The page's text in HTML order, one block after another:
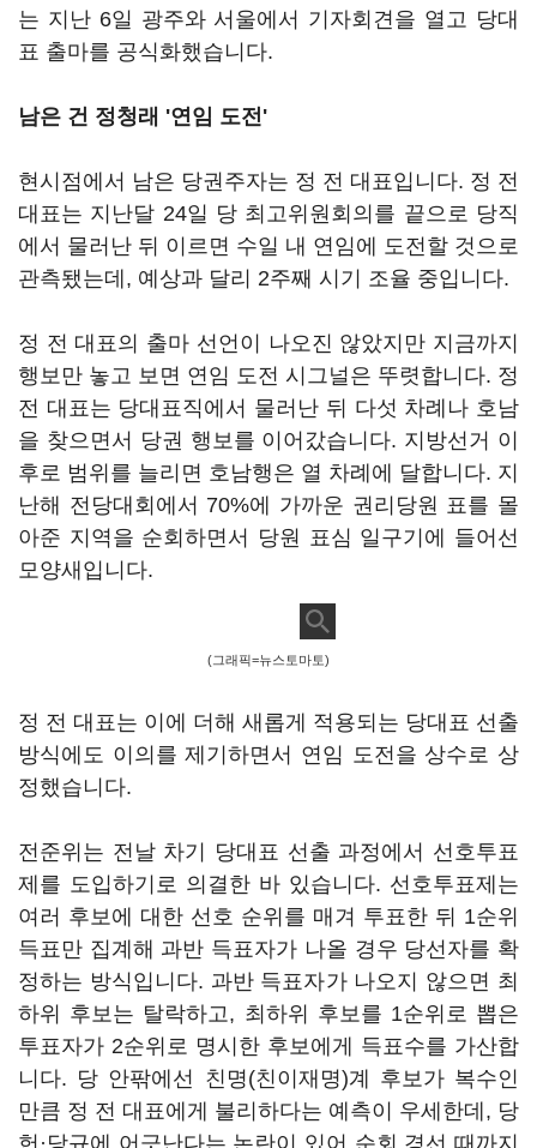
는 지난 6일 광주와 서울에서 기자회견을 열고 당대
표 출마를 공식화했습니다.
남은 건 정청래 '연임 도전'
현시점에서 남은 당권주자는 정 전 대표입니다. 정 전
대표는 지난달 24일 당 최고위원회의를 끝으로 당직
에서 물러난 뒤 이르면 수일 내 연임에 도전할 것으로
관측됐는데, 예상과 달리 2주째 시기 조율 중입니다.
정 전 대표의 출마 선언이 나오진 않았지만 지금까지
행보만 놓고 보면 연임 도전 시그널은 뚜렷합니다. 정
전 대표는 당대표직에서 물러난 뒤 다섯 차례나 호남
을 찾으면서 당권 행보를 이어갔습니다. 지방선거 이
후로 범위를 늘리면 호남행은 열 차례에 달합니다. 지
난해 전당대회에서 70%에 가까운 권리당원 표를 몰
아준 지역을 순회하면서 당원 표심 일구기에 들어선
모양새입니다.
(그래픽=뉴스토마토)
정 전 대표는 이에 더해 새롭게 적용되는 당대표 선출
방식에도 이의를 제기하면서 연임 도전을 상수로 상
정했습니다.
전준위는 전날 차기 당대표 선출 과정에서 선호투표
제를 도입하기로 의결한 바 있습니다. 선호투표제는
여러 후보에 대한 선호 순위를 매겨 투표한 뒤 1순위
득표만 집계해 과반 득표자가 나올 경우 당선자를 확
정하는 방식입니다. 과반 득표자가 나오지 않으면 최
하위 후보는 탈락하고, 최하위 후보를 1순위로 뽑은
투표자가 2순위로 명시한 후보에게 득표수를 가산합
니다. 당 안팎에선 친명(친이재명)계 후보가 복수인
만큼 정 전 대표에게 불리하다는 예측이 우세한데, 당
헌·당규에 어긋난다는 논란이 있어 순회 경선 때까지